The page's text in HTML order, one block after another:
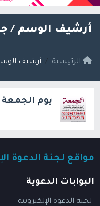
أرشيف الوسم /
الرئيسية أرشيف
يوم الجمعة
مواقع لجنة الدعوة
البوابات الدعوية
لجنة الدعوة الإلكترونية